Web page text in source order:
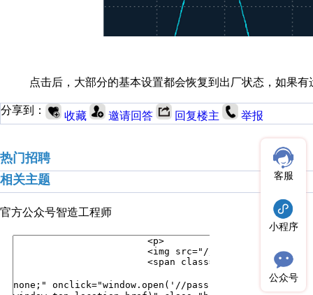
点击后，大部分的基本设置都会恢复到出厂状态，如果
分享到： 收藏 邀请回答 回复楼主 举报
热门招聘
相关主题
官方公众号智造工程师
客服
小程序
公众号